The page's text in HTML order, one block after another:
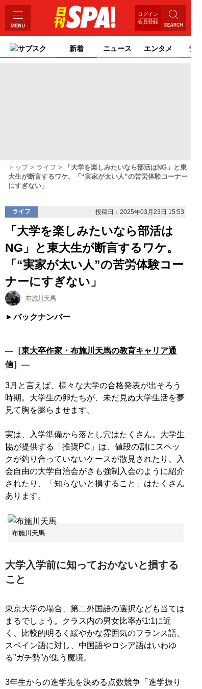
ログイン
会員登録
サブスク 新着 ニュース エンタメ ライ
トップ ライフ
「大学を楽しみたいなら部活はNG」と東
大生が断言するワケ。「“実家が太い人”の苦労体験コーナー
にすぎない」
ライフ 投稿日：2025年03月23日 15:53
「大学を楽しみたいなら部活は
NG」と東大生が断言するワケ。
「“実家が太い人”の苦労体験コー
ナーにすぎない」
布施川天馬
バックナンバー
―［東大卒作家・布施川天馬の教育キャリア通
信］―
3月と言えば、様々な大学の合格発表が出そろう
時期。大学生の卵たちが、未だ見ぬ大学生活を夢
見て胸を膨らませます。
実は、入学準備から落とし穴はたくさん。大学生
協が提供する「推奨PC」は、値段の割にスペッ
クが釣り合っていないケースが散見されたり、入
会自由の大学自治会がさも強制入会のように紹介
されたり、「知らないと損すること」はたくさん
あります。
布施川天馬
大学入学前に知っておかないと損する
こと
東京大学の場合、第二外国語の選択なども当ては
まるでしょう。クラス内の男女比率が1:1に近
く、比較的明るく緩やかな雰囲気のフランス語、
スペイン語に対し、中国語やロシア語はいわゆ
る”ガチ勢”が集う魔境。
3年生からの進学先を決める点数競争「進学振り